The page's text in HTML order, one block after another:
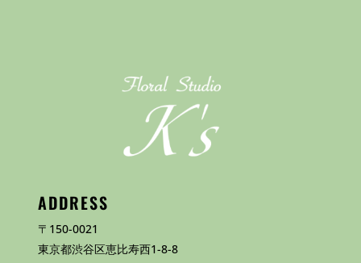
ADDRESS
〒150-0021
東京都渋谷区恵比寿西1-8-8